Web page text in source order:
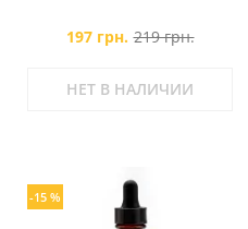
197 грн. 219 грн.
НЕТ В НАЛИЧИИ
-15 %